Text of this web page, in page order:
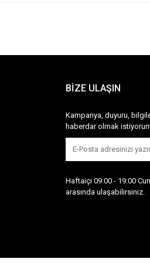
BİZE ULAŞIN
Kampanya, duyuru,
haberdar olmak
Haftaiçi 09:00 - 19:00
arasında ulaşabilirsiniz.